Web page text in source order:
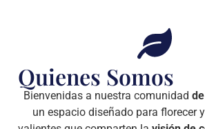
Quienes Somos
Bienvenidas a nuestra comunidad
un espacio diseñado para florecer